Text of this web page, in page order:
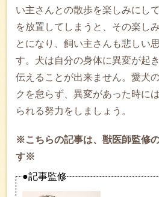
い主さんとの散歩を楽しみにし
を放置してしまうと、その楽し
とになり、飼い主さんも悲しい
す。犬は自分の身体に異変が起
伝えることが出来ません。愛犬
クを怠らず、異変があった時に
られる努力をしましょう。
※こちらの記事は、獣医師監修
す※
●記事監修